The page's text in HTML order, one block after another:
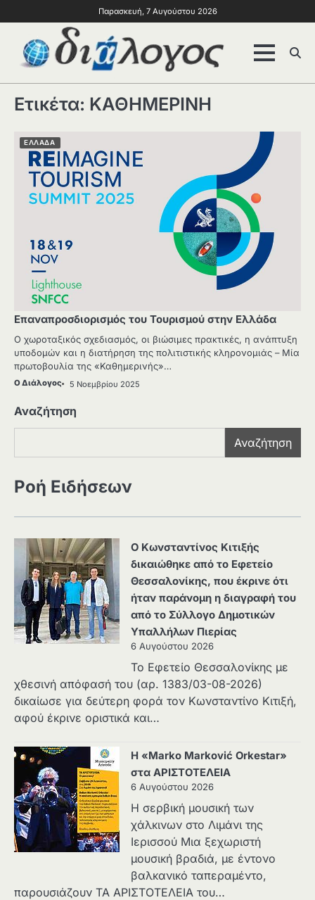
Παρασκευή, 7 Αυγούστου 2026
Ετικέτα: ΚΑΘΗΜΕΡΙΝΗ
ΕΛΛΑΔΑ
Επαναπροσδιορισμός του Τουρισμού στην Ελλάδα
O χωροταξικός σχεδιασμός, οι βιώσιμες πρακτικές, η ανάπτυξη
υποδομών και η διατήρηση της πολιτιστικής κληρονομιάς – Μία
πρωτοβουλία της «Καθημερινής»…
Ο Διάλογος 5 Νοεμβρίου 2025
Αναζήτηση
Αναζήτηση
Ροή Ειδήσεων
Ο Κωνσταντίνος Κιτιξής
δικαιώθηκε από το Εφετείο
Θεσσαλονίκης, που έκρινε ότι
ήταν παράνομη η διαγραφή του
από το Σύλλογο Δημοτικών
Υπαλλήλων Πιερίας
6 Αυγούστου 2026
Το Εφετείο Θεσσαλονίκης με
χθεσινή απόφασή του (αρ. 1383/03-08-2026)
δικαίωσε για δεύτερη φορά τον Κωνσταντίνο Κιτιξή,
αφού έκρινε οριστικά και…
Η «Marko Marković Orkestar»
στα ΑΡΙΣΤΟΤΕΛΕΙΑ
6 Αυγούστου 2026
Η σερβική μουσική των
χάλκινων στο Λιμάνι της
Ιερισσού Μια ξεχωριστή
μουσική βραδιά, με έντονο
βαλκανικό ταπεραμέντο,
παρουσιάζουν ΤΑ ΑΡΙΣΤΟΤΕΛΕΙΑ του…